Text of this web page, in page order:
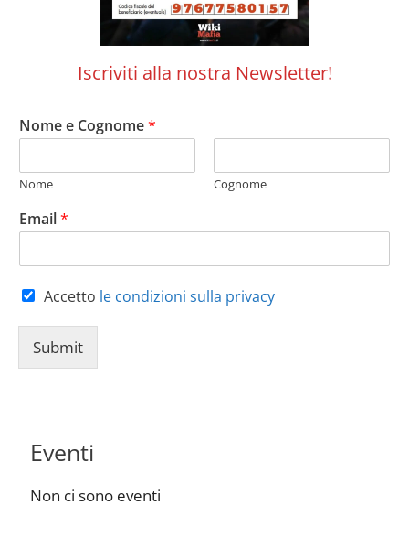
Iscriviti alla nostra Newsletter!
Nome e Cognome*
Nome Cognome
Email*
Accetto le condizioni sulla privacy
Submit
Eventi
Non ci sono eventi